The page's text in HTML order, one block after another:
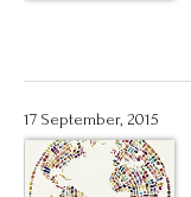
17 September, 2015